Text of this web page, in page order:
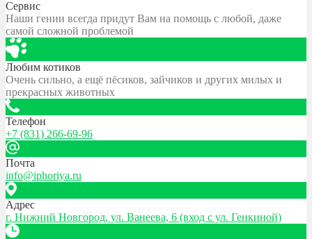
Сервис
Наши гении всегда придут Вам на помощь с любой, даже
самой сложной проблемой
Любим котиков
Очень сильно, а ещё пёсиков, зайчиков и других милых и
прекрасных животных
Телефон
+7 (831) 266-69-96
Почта
info@iphoriya.ru
Адрес
г. Нижний Новгород, ул. Ванеева, 6 (вход с ул. Генкиной)